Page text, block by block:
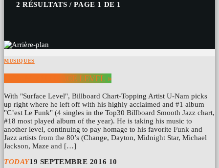
2 RÉSULTATS / PAGE 1 DE 1
MUSIQUES
U-NAM « SURFACE LEVEL »
With "Surface Level", Billboard Chart-Topping Artist U-Nam picks
up right where he left off with his highly acclaimed and #1 album
"C’est Le Funk" (4 singles in the Top30 Billboard Smooth Jazz chart,
#18 most played album of the year). He is taking his music to
another level, continuing to pay homage to his favorite Funk and
Jazz artists from the 80’s (Change, Dayton, Midnight Star, Michael
Jackson, Maze and […]
TODAY19 SEPTEMBRE 2016 10